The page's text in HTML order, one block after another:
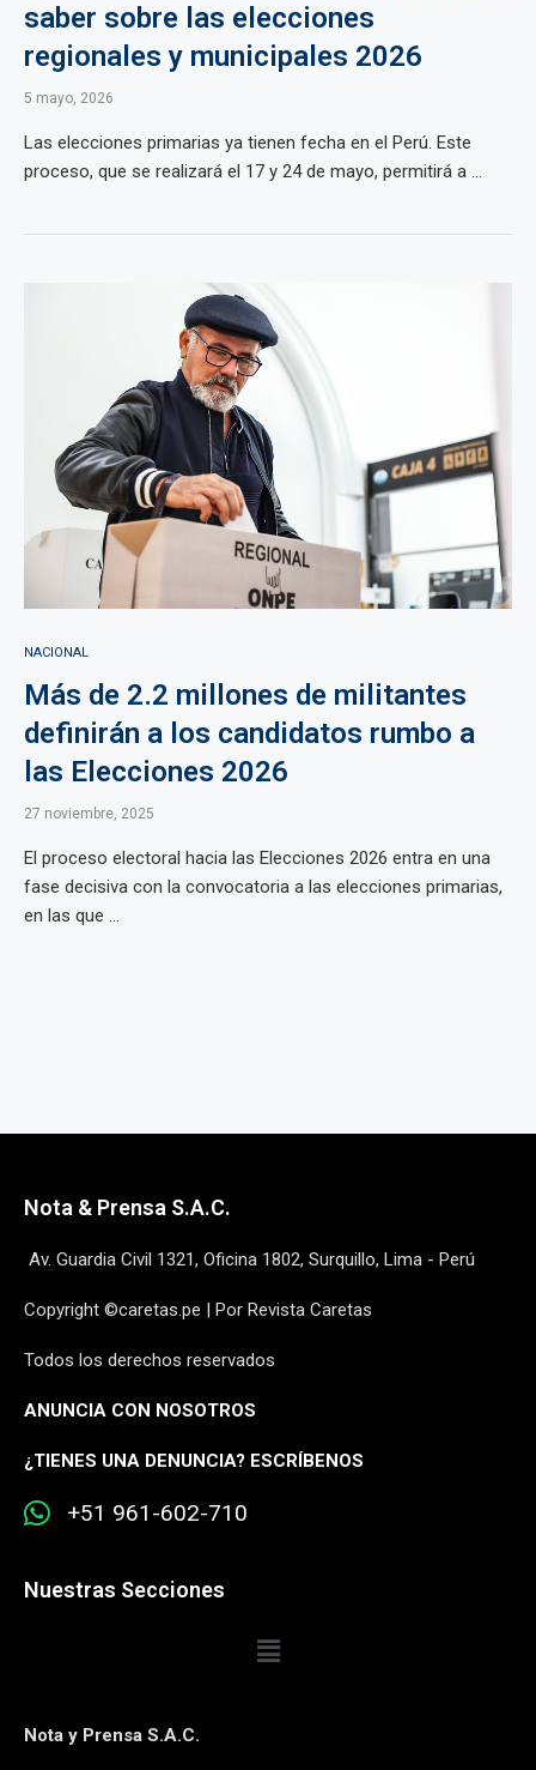
saber sobre las elecciones
regionales y municipales 2026
5 mayo, 2026
Las elecciones primarias ya tienen fecha en el Perú. Este
proceso, que se realizará el 17 y 24 de mayo, permitirá a ...
NACIONAL
Más de 2.2 millones de militantes
definirán a los candidatos rumbo a
las Elecciones 2026
27 noviembre, 2025
El proceso electoral hacia las Elecciones 2026 entra en una
fase decisiva con la convocatoria a las elecciones primarias,
en las que ...
Nota & Prensa S.A.C.
Av. Guardia Civil 1321, Oficina 1802, Surquillo, Lima - Perú
Copyright ©caretas.pe | Por Revista Caretas
Todos los derechos reservados
ANUNCIA CON NOSOTROS
¿TIENES UNA DENUNCIA? ESCRÍBENOS
+51 961-602-710
Nuestras Secciones
Nota y Prensa S.A.C.